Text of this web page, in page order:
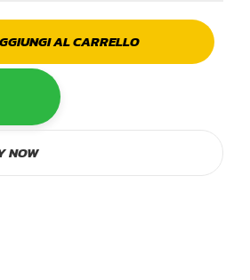
AL CARRELLO
NOW